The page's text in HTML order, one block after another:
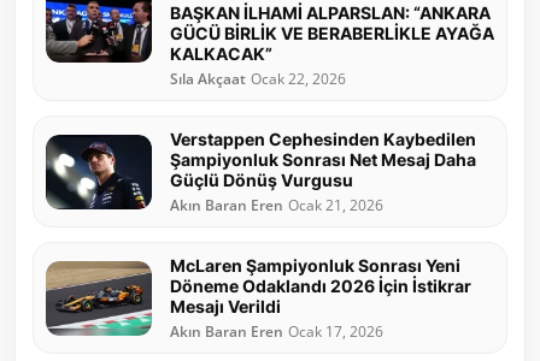
BAŞKAN İLHAMİ ALPARSLAN: “ANKARA
GÜCÜ BİRLİK VE BERABERLİKLE AYAĞA
KALKACAK”
Sıla Akçaat Ocak 22, 2026
Verstappen Cephesinden Kaybedilen
Şampiyonluk Sonrası Net Mesaj Daha
Güçlü Dönüş Vurgusu
Akın Baran Eren Ocak 21, 2026
McLaren Şampiyonluk Sonrası Yeni
Döneme Odaklandı 2026 İçin İstikrar
Mesajı Verildi
Akın Baran Eren Ocak 17, 2026